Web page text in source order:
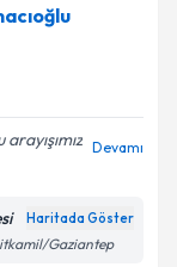
Devamı
Haritada Göster
Gaziantep